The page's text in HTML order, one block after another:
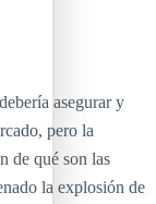
asegurar y
pero la
de qué son las
la explosión de